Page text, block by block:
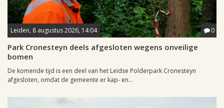
Leiden, 8 augustus 2026, 14:04 0
Park Cronesteyn deels afgesloten wegens onveilige
bomen
De komende tijd is een deel van het Leidse Polderpark Cronesteyn
afgesloten, omdat de gemeente er kap- en...